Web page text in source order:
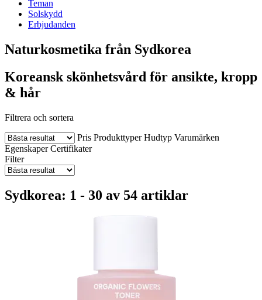
Teman
Solskydd
Erbjudanden
Naturkosmetika från Sydkorea
Koreansk skönhetsvård för ansikte, kropp
& hår
Filtrera och sortera
Pris Produkttyper Hudtyp Varumärken
Egenskaper Certifikater
Filter
Sydkorea: 1 - 30 av 54 artiklar